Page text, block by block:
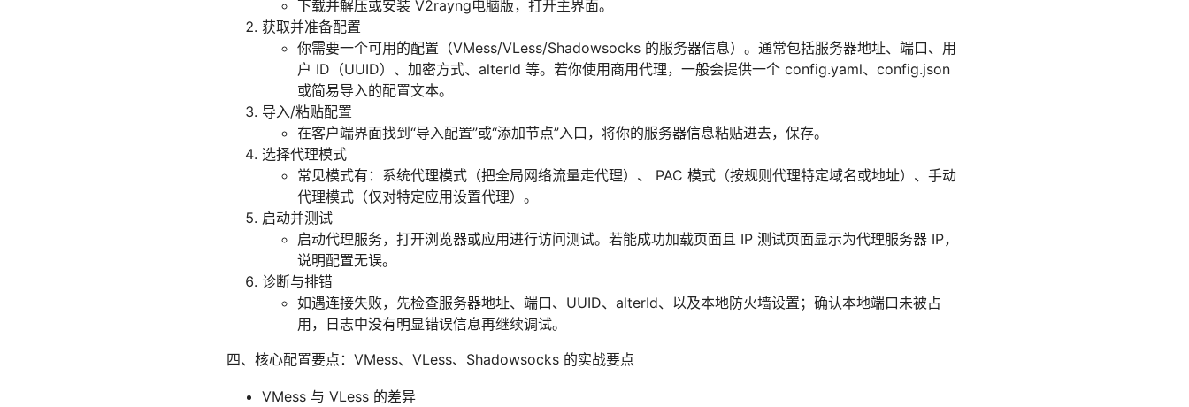
下载并解压或安装 V2rayng电脑版，打开主界面。
获取并准备配置
你需要一个可用的配置（VMess/VLess/Shadowsocks 的服务器信息）。通常包括服务器地址、端口、用
户 ID（UUID）、加密方式、alterId 等。若你使用商用代理，一般会提供一个 config.yaml、config.json
或简易导入的配置文本。
导入/粘贴配置
在客户端界面找到“导入配置”或“添加节点”入口，将你的服务器信息粘贴进去，保存。
选择代理模式
常见模式有：系统代理模式（把全局网络流量走代理）、 PAC 模式（按规则代理特定域名或地址）、手动
代理模式（仅对特定应用设置代理）。
启动并测试
启动代理服务，打开浏览器或应用进行访问测试。若能成功加载页面且 IP 测试页面显示为代理服务器 IP，
说明配置无误。
诊断与排错
如遇连接失败，先检查服务器地址、端口、UUID、alterId、以及本地防火墙设置；确认本地端口未被占
用，日志中没有明显错误信息再继续调试。
四、核心配置要点：VMess、VLess、Shadowsocks 的实战要点
VMess 与 VLess 的差异